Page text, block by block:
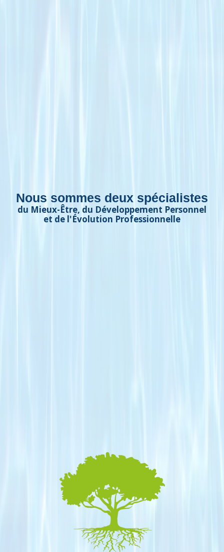
Nous sommes deux spécialistes
du Mieux-Être, du Développement Personnel
et de l'Évolution Professionnelle